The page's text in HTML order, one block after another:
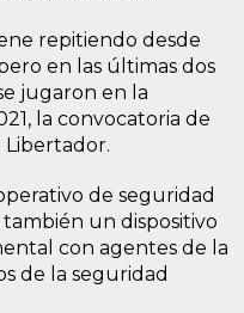
repitiendo desde
en las últimas dos
jugaron en la
la convocatoria de
de seguridad
un dispositivo
con agentes de la
de la seguridad